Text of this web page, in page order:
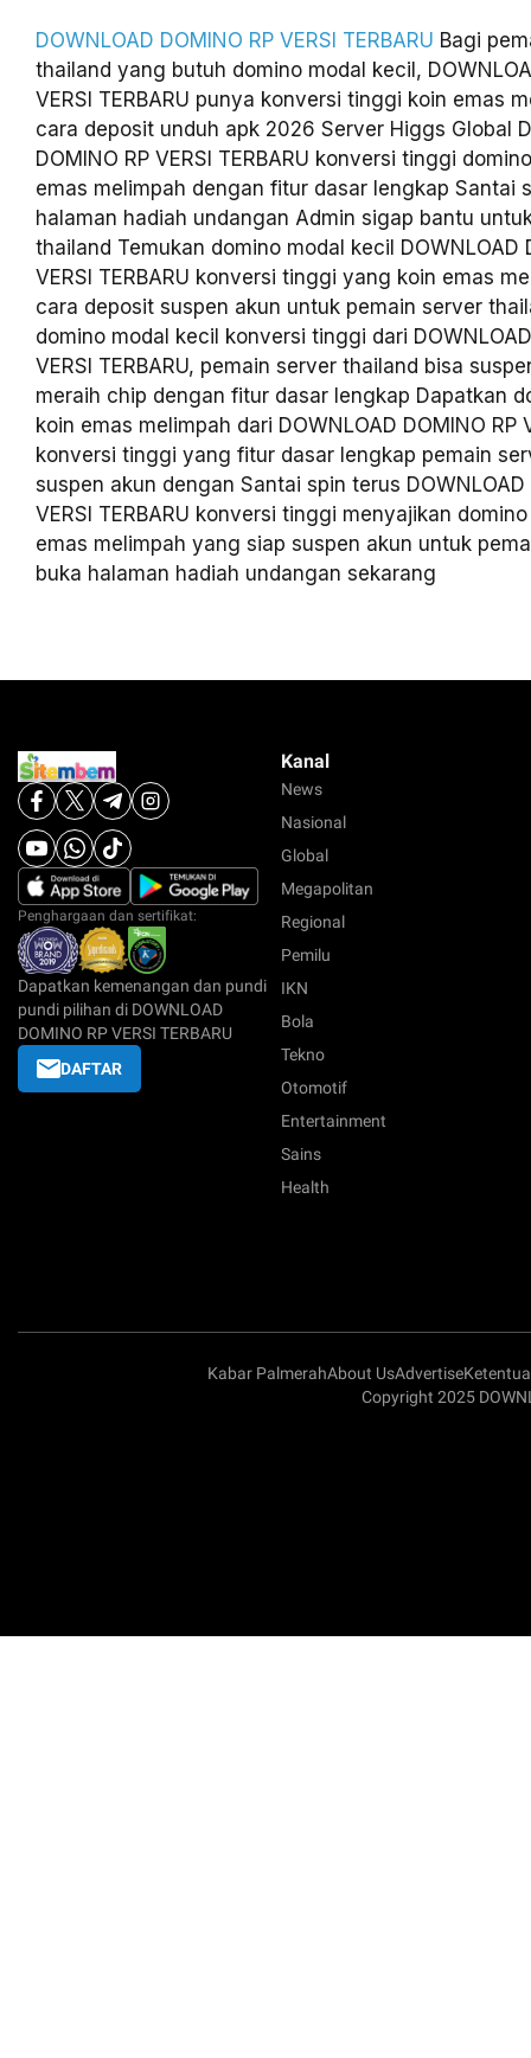
DOWNLOAD DOMINO RP VERSI TERBARU Bagi
thailand yang butuh domino modal kecil,
VERSI TERBARU punya konversi tinggi koin emas
cara deposit unduh apk 2026 Server Higgs Global
DOMINO RP VERSI TERBARU konversi tinggi
emas melimpah dengan fitur dasar lengkap Santai
halaman hadiah undangan Admin sigap bantu
thailand Temukan domino modal kecil DOWNLOAD
VERSI TERBARU konversi tinggi yang koin emas
cara deposit suspen akun untuk pemain server
domino modal kecil konversi tinggi dari
VERSI TERBARU, pemain server thailand bisa
meraih chip dengan fitur dasar lengkap Dapatkan
koin emas melimpah dari DOWNLOAD DOMINO RP
konversi tinggi yang fitur dasar lengkap pemain
suspen akun dengan Santai spin terus DOWNLOAD
VERSI TERBARU konversi tinggi menyajikan
emas melimpah yang siap suspen akun untuk
buka halaman hadiah undangan sekarang
Penghargaan dan sertifikat:
Dapatkan kemenangan dan pundi
pundi pilihan di DOWNLOAD
DOMINO RP VERSI TERBARU
DAFTAR
Kanal
News
Nasional
Global
Megapolitan
Regional
Pemilu
IKN
Bola
Tekno
Otomotif
Entertainment
Sains
Health
Kabar PalmerahAbout UsAdvertise
Copyright 2025